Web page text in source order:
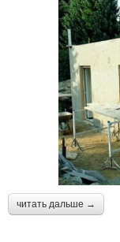
читать дальше →